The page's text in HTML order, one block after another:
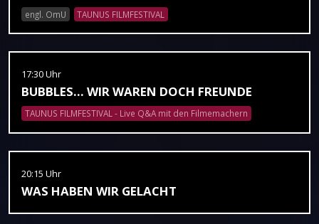
engl. OmU TAUNUS FILMFESTIVAL
17:30 Uhr
BUBBLES... WIR WAREN DOCH FREUNDE
TAUNUS FILMFESTIVAL - Live Q&A mit den Filmemachern
20:15 Uhr
WAS HABEN WIR GELACHT